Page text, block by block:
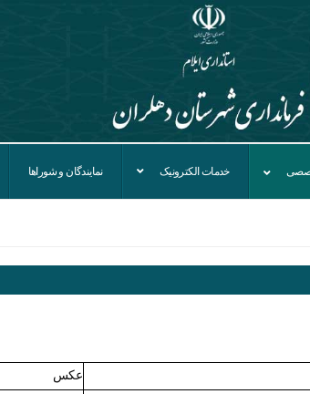
خدمات الکترونیک نمایندگان و شوراها
عکس